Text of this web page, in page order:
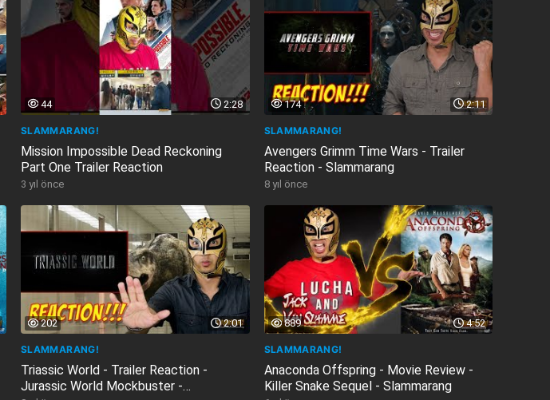
2:28
44
SLAMMARANG!
Mission Impossible Dead Reckoning
Part One Trailer Reaction
3 yıl önce
2:11
174
SLAMMARANG!
Avengers Grimm Time Wars - Trailer
Reaction - Slammarang
8 yıl önce
2:01
202
SLAMMARANG!
Triassic World - Trailer Reaction -
Jurassic World Mockbuster -
4:52
889
SLAMMARANG!
Anaconda Offspring - Movie Review -
Killer Snake Sequel - Slammarang